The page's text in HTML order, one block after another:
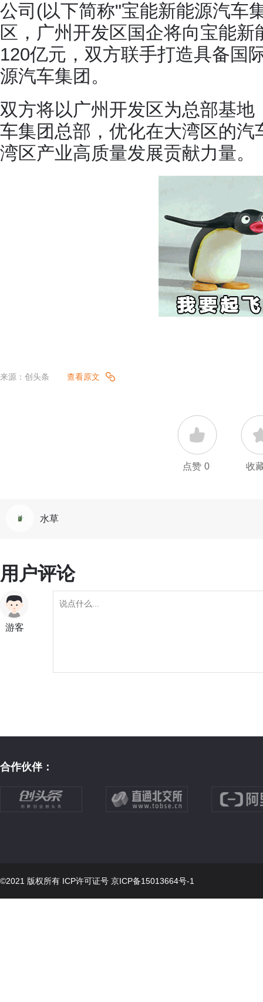
公司(以下简称"宝能新能源汽车
区，广州开发区国企将向宝能
120亿元，双方联手打造具备国
源汽车集团。
双方将以广州开发区为总部基
车集团总部，优化在大湾区的
湾区产业高质量发展贡献力量。
来源：创头条 查看原文
点赞 0 收
水草
用户评论
游客
合作伙伴：
©2021 版权所有 ICP许可证号 京ICP备15013664号-1